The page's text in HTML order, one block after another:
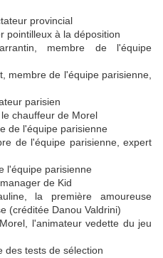
provincial
pointilleux à la déposition
membre de l'équipe
membre de l'équipe parisienne,
parisien
chauffeur de Morel
de l'équipe parisienne
de l'équipe parisienne, expert
l'équipe parisienne
de Kid
la première amoureuse
(créditée Danou Valdrini)
l'animateur vedette du jeu
des tests de sélection